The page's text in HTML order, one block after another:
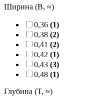
Ширина (B, ≈)
0,36 (1)
0,38 (2)
0,41 (2)
0,42 (1)
0,43 (3)
0,48 (1)
Глубина (T, ≈)